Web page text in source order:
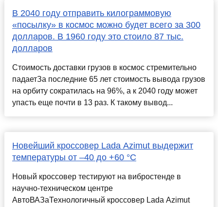
В 2040 году отправить килограммовую
«посылку» в космос можно будет всего за 300
долларов. В 1960 году это стоило 87 тыс.
долларов
Стоимость доставки грузов в космос стремительно
падаетЗа последние 65 лет стоимость вывода грузов
на орбиту сократилась на 96%, а к 2040 году может
упасть еще почти в 13 раз. К такому вывод...
Новейший кроссовер Lada Azimut выдержит
температуры от –40 до +60 °С
Новый кроссовер тестируют на вибростенде в
научно-техническом центре
АвтоВАЗаТехнологичный кроссовер Lada Azimut